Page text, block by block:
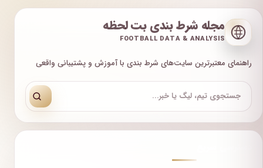
مجله شرط بندی بت لحظه
FOOTBALL DATA & ANALYSIS
راهنمای معتبرترین سایت‌های شرط بندی با آموزش و پشتیبانی واقعی